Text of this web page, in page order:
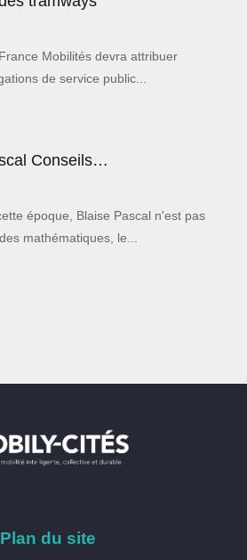
Mobilités devra attribuer
de service public...
Conseils…
époque, Blaise Pascal n'est pas
mathématiques, le...
Plan du site